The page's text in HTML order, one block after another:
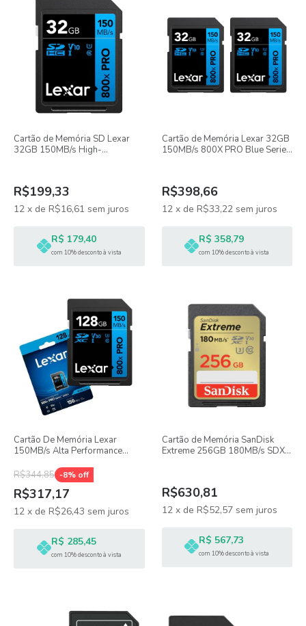
Cartão de Memória SD Lexar
32GB 150MB/s High-
R$199,33
12 x de R$16,61 sem juros
R$ 179,40
com 10% desconto à vista
Cartão de Memória Lexar 32GB
150MB/s 800X PRO Blue Series
R$398,66
12 x de R$33,22 sem juros
R$ 358,79
com 10% desconto à vista
Cartão De Memória Lexar
150MB/s Alta Performance
R$344,85 -8% off
R$317,17
12 x de R$26,43 sem juros
R$ 285,45
com 10% desconto à vista
Cartão de Memória SanDisk
Extreme 256GB 180MB/s SDXC
R$630,81
12 x de R$52,57 sem juros
R$ 567,73
com 10% desconto à vista